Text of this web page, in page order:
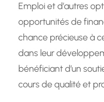
Emploi et d’autres
opportunités de
chance précieuse à
dans leur
bénéficiant d’un
cours de qualité et